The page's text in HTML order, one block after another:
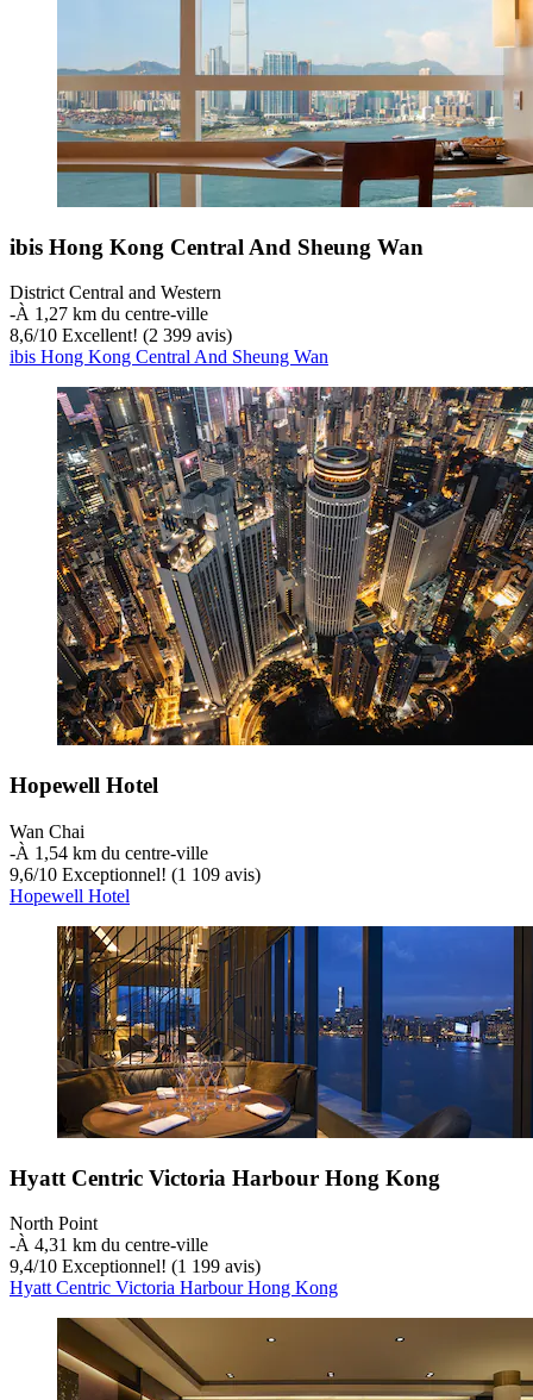
ibis Hong Kong Central And Sheung Wan
District Central and Western
‐À 1,27 km du centre-ville
8,6/10 Excellent! (2 399 avis)
ibis Hong Kong Central And Sheung Wan
Hopewell Hotel
Wan Chai
‐À 1,54 km du centre-ville
9,6/10 Exceptionnel! (1 109 avis)
Hopewell Hotel
Hyatt Centric Victoria Harbour Hong Kong
North Point
‐À 4,31 km du centre-ville
9,4/10 Exceptionnel! (1 199 avis)
Hyatt Centric Victoria Harbour Hong Kong